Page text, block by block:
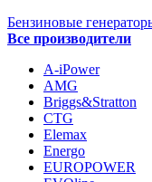
Бензиновые
Все производители
A-iPower
AMG
Briggs&Stratton
CTG
Elemax
Energo
EUROPOWER